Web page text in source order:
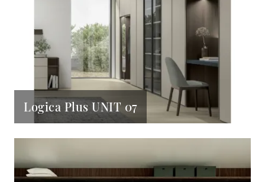
Logica Plus UNIT 07